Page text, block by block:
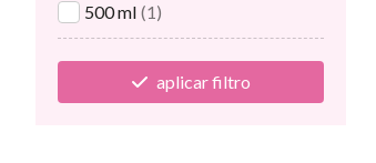
500 ml (1)
aplicar filtro